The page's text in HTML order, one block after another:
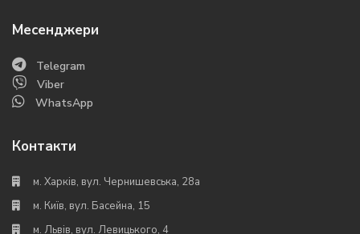
Месенджери
Telegram
Viber
WhatsApp
Контакти
м. Харків, вул. Чернишевська, 28а
м. Київ, вул. Басейна, 15
м. Львів, вул. Левицького, 4